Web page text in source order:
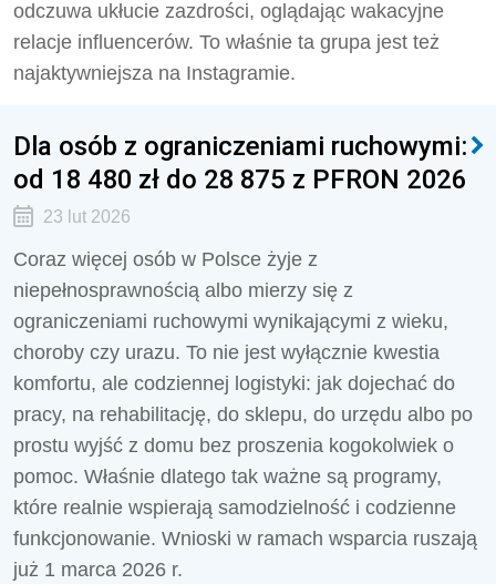
odczuwa ukłucie zazdrości, oglądając wakacyjne
relacje influencerów. To właśnie ta grupa jest też
najaktywniejsza na Instagramie.
Dla osób z ograniczeniami ruchowymi:
od 18 480 zł do 28 875 z PFRON 2026
23 lut 2026
Coraz więcej osób w Polsce żyje z
niepełnosprawnością albo mierzy się z
ograniczeniami ruchowymi wynikającymi z wieku,
choroby czy urazu. To nie jest wyłącznie kwestia
komfortu, ale codziennej logistyki: jak dojechać do
pracy, na rehabilitację, do sklepu, do urzędu albo po
prostu wyjść z domu bez proszenia kogokolwiek o
pomoc. Właśnie dlatego tak ważne są programy,
które realnie wspierają samodzielność i codzienne
funkcjonowanie. Wnioski w ramach wsparcia ruszają
już 1 marca 2026 r.